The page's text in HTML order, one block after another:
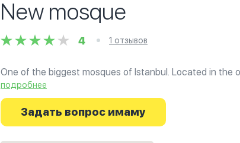
New mosque
4 1 отзывов
One of the biggest mosques of Istanbul. Located in the
the homonymous square in the district of eminönü and
подробнее
Задать вопрос имаму